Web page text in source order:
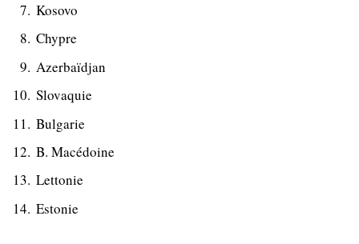
Kosovo
Chypre
Azerbaïdjan
Slovaquie
Bulgarie
Β. Macédoine
Lettonie
Estonie